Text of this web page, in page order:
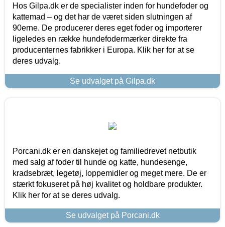
Hos Gilpa.dk er de specialister inden for hundefoder og
kattemad – og det har de været siden slutningen af
90erne. De producerer deres eget foder og importerer
ligeledes en række hundefodermærker direkte fra
producenternes fabrikker i Europa. Klik her for at se
deres udvalg.
Se udvalget på Gilpa.dk
Porcani.dk er en danskejet og familiedrevet netbutik
med salg af foder til hunde og katte, hundesenge,
kradsebræt, legetøj, loppemidler og meget mere. De er
stærkt fokuseret på høj kvalitet og holdbare produkter.
Klik her for at se deres udvalg.
Se udvalget på Porcani.dk